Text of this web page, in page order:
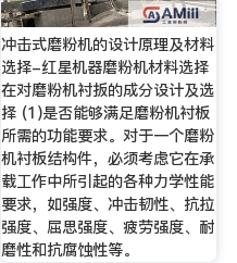
冲击式磨粉机的设计原理及材料
选择-红星机器磨粉机材料选择
在对磨粉机衬扳的成分设计及选
择 (1)是否能够满足磨粉机衬板
所需的功能要求。对于一个磨粉
机衬板结构件，必须考虑它在承
载工作中所引起的各种力学性能
要求，如强度、冲击韧性、抗拉
强度、屈思强度、疲劳强度、耐
磨性和抗腐蚀性等。